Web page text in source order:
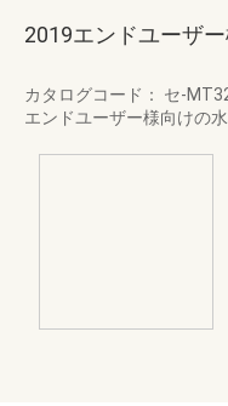
2019エンドユーザ
カタログコード： セ-
エンドユーザー様向けの